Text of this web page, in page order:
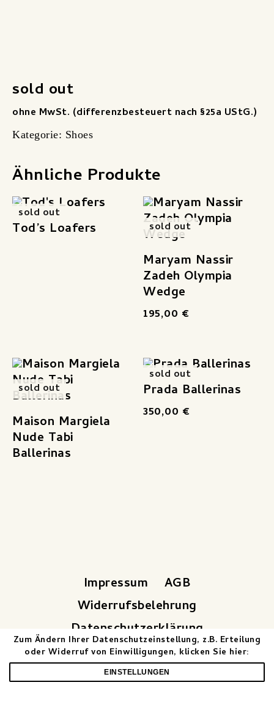
sold out
ohne MwSt. (differenzbesteuert nach §25a UStG.)
Kategorie: Shoes
Ähnliche Produkte
sold out
Tod’s Loafers sold out
Maryam Nassir
Zadeh Olympia
Wedge
195,00 €
sold out
Maison Margiela
Nude Tabi
Ballerinas
sold out
Prada Ballerinas
350,00 €
Impressum
AGB
Widerrufsbelehrung
Datenschutzerklärung
Vertrag widerrufen
Zum Ändern Ihrer Datenschutzeinstellung, z.B. Erteilung
oder Widerruf von Einwilligungen, klicken Sie hier:
EINSTELLUNGEN